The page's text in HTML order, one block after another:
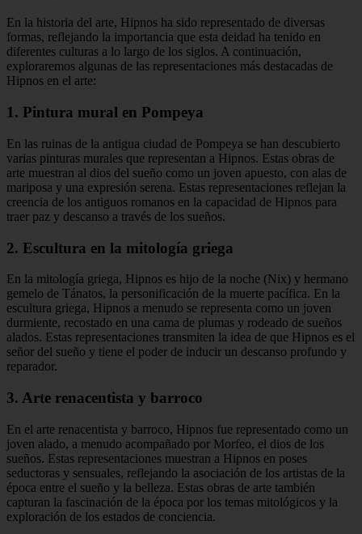
En la historia del arte, Hipnos ha sido representado de diversas
formas, reflejando la importancia que esta deidad ha tenido en
diferentes culturas a lo largo de los siglos. A continuación,
exploraremos algunas de las representaciones más destacadas de
Hipnos en el arte:
1. Pintura mural en Pompeya
En las ruinas de la antigua ciudad de Pompeya se han descubierto
varias pinturas murales que representan a Hipnos. Estas obras de
arte muestran al dios del sueño como un joven apuesto, con alas de
mariposa y una expresión serena. Estas representaciones reflejan la
creencia de los antiguos romanos en la capacidad de Hipnos para
traer paz y descanso a través de los sueños.
2. Escultura en la mitología griega
En la mitología griega, Hipnos es hijo de la noche (Nix) y hermano
gemelo de Tánatos, la personificación de la muerte pacífica. En la
escultura griega, Hipnos a menudo se representa como un joven
durmiente, recostado en una cama de plumas y rodeado de sueños
alados. Estas representaciones transmiten la idea de que Hipnos es el
señor del sueño y tiene el poder de inducir un descanso profundo y
reparador.
3. Arte renacentista y barroco
En el arte renacentista y barroco, Hipnos fue representado como un
joven alado, a menudo acompañado por Morfeo, el dios de los
sueños. Estas representaciones muestran a Hipnos en poses
seductoras y sensuales, reflejando la asociación de los artistas de la
época entre el sueño y la belleza. Estas obras de arte también
capturan la fascinación de la época por los temas mitológicos y la
exploración de los estados de conciencia.